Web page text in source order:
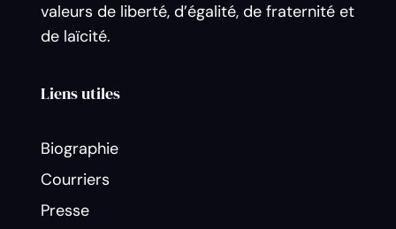
valeurs de liberté, d’égalité, de fraternité et
de laïcité.
Liens utiles
Biographie
Courriers
Presse